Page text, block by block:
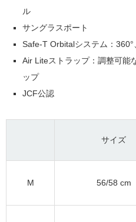
ル
サングラスポート
Safe-T Orbitalシステム：
Air Liteストラップ：調整可能
ップ
JCF公認
サイズ
M 56/58 cm